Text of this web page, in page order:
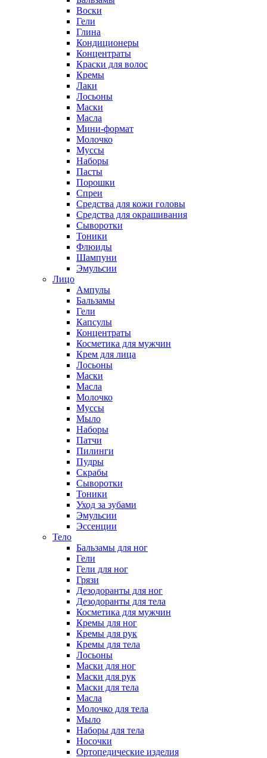
Воски
Гели
Глина
Кондиционеры
Концентраты
Краски для волос
Кремы
Лаки
Лосьоны
Маски
Масла
Мини-формат
Молочко
Муссы
Наборы
Пасты
Порошки
Спреи
Средства для кожи головы
Средства для окрашивания
Сыворотки
Тоники
Флюиды
Шампуни
Эмульсии
Лицо
Ампулы
Бальзамы
Гели
Капсулы
Концентраты
Косметика для мужчин
Крем для лица
Лосьоны
Маски
Масла
Молочко
Муссы
Мыло
Наборы
Патчи
Пилинги
Пудры
Скрабы
Сыворотки
Тоники
Уход за зубами
Эмульсии
Эссенции
Тело
Бальзамы для ног
Гели
Гели для ног
Грязи
Дезодоранты для ног
Дезодоранты для тела
Косметика для мужчин
Кремы для ног
Кремы для рук
Кремы для тела
Лосьоны
Маски для ног
Маски для рук
Маски для тела
Масла
Молочко для тела
Мыло
Наборы для тела
Носочки
Ортопедические изделия